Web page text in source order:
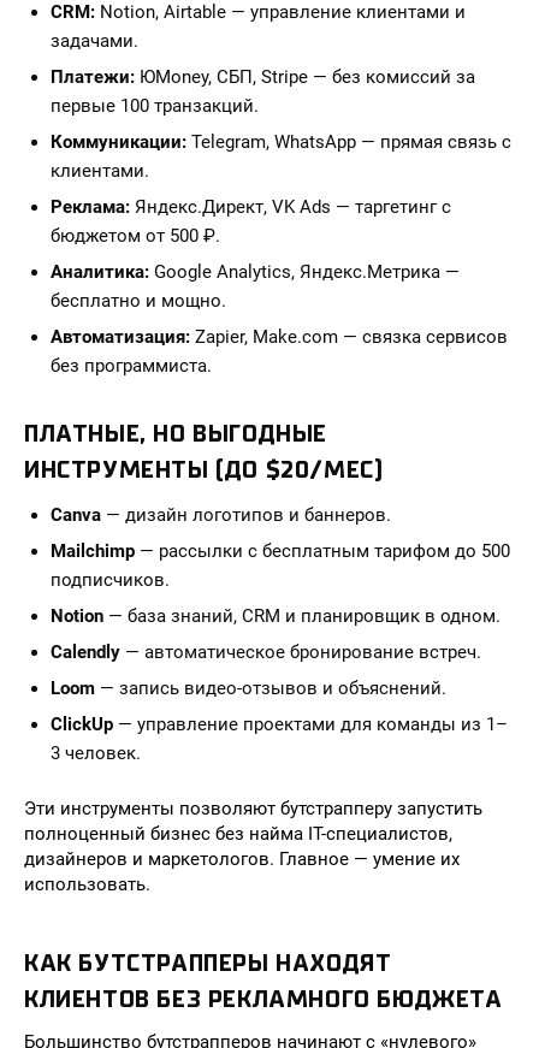
CRM: Notion, Airtable — управление клиентами и
задачами.
Платежи: ЮMoney, СБП, Stripe — без комиссий за
первые 100 транзакций.
Коммуникации: Telegram, WhatsApp — прямая связь с
клиентами.
Реклама: Яндекс.Директ, VK Ads — таргетинг с
бюджетом от 500 ₽.
Аналитика: Google Analytics, Яндекс.Метрика —
бесплатно и мощно.
Автоматизация: Zapier, Make.com — связка сервисов
без программиста.
ПЛАТНЫЕ, НО ВЫГОДНЫЕ
ИНСТРУМЕНТЫ (ДО $20/МЕС)
Canva — дизайн логотипов и баннеров.
Mailchimp — рассылки с бесплатным тарифом до 500
подписчиков.
Notion — база знаний, CRM и планировщик в одном.
Calendly — автоматическое бронирование встреч.
Loom — запись видео-отзывов и объяснений.
ClickUp — управление проектами для команды из 1–
3 человек.
Эти инструменты позволяют бутстрапперу запустить
полноценный бизнес без найма IT-специалистов,
дизайнеров и маркетологов. Главное — умение их
использовать.
КАК БУТСТРАППЕРЫ НАХОДЯТ
КЛИЕНТОВ БЕЗ РЕКЛАМНОГО БЮДЖЕТА
Большинство бутстрапперов начинают с «нулевого»